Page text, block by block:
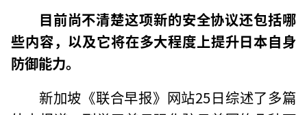
目前尚不清楚这项新的安全协议还包括哪
些内容，以及它将在多大程度上提升日本自身
防御能力。
新加坡《联合早报》网站25日综述了多篇